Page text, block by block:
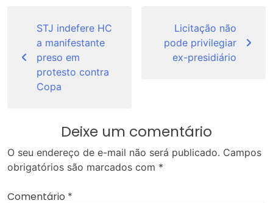
Post
STJ indefere HC
a manifestante
preso em
protesto contra
Copa
Licitação não
pode privilegiar
ex-presidiário
Deixe um comentário
O seu endereço de e-mail não será publicado. Campos
obrigatórios são marcados com *
Comentário *